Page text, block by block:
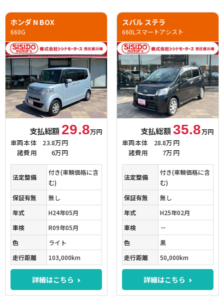
ホンダ N BOX
660G
支払総額 29.8万円
車両本体
23.8万円
諸費用
6万円
法定整備
付き(車輌価格に含
む)
保証有無
無し
年式
H24年05月
車検
R09年05月
色
ライト
走行距離
103,000km
詳細はこちら
スバル ステラ
660Lスマートアシスト
支払総額35.8万円
車両本体
28.8万円
諸費用
7万円
法定整備
付き(車輌価格に含
む)
保証有無
無し
年式
H25年02月
車検
－
色
黒
走行距離
50,000km
詳細はこちら